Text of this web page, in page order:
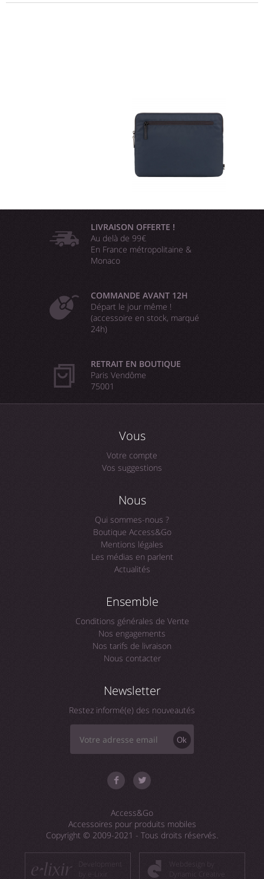
LIVRAISON OFFERTE !
Au delà de 99€
En France métropolitaine &
Monaco
COMMANDE AVANT 12H
Départ le jour même !
(accessoire en stock, marqué
24h)
RETRAIT EN BOUTIQUE
Paris Vendôme
75001
Vous
Votre compte
Vos suggestions
Nous
Qui sommes-nous ?
Boutique Access&Go
Mentions légales
Les médias en parlent
Actualités
Ensemble
Conditions générales de Vente
Nos engagements
Nos tarifs de livraison
Nous contacter
Newsletter
Restez informé(e) des nouveautés
Ok
Access&Go
Accessoires pour produits mobiles
Copyright © 2009-2021 - Tous droits réservés.
Development
Webdesign by
Dynamic Creative